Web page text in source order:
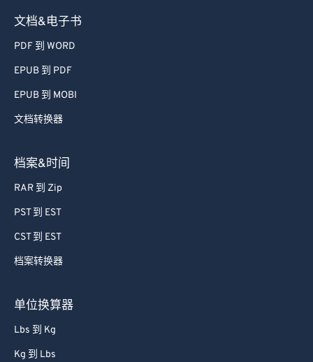
文档&电子书
PDF 到 WORD
EPUB 到 PDF
EPUB 到 MOBI
文档转换器
档案&时间
RAR 到 Zip
PST 到 EST
CST 到 EST
档案转换器
单位换算器
Lbs 到 Kg
Kg 到 Lbs